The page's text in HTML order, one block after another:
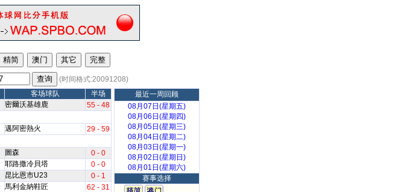
(时间格式:20091208)
客场球队
半场
密爾沃基雄鹿
55 - 48
邁阿密熱火
29 - 59
圖森
0 - 0
耶路撒冷貝塔
0 - 0
昆比恩市U23
0 - 1
馬利金納鞋匠
62 - 31
最近一周回顾
08月07日(星期五)
08月06日(星期四)
08月05日(星期三)
08月04日(星期二)
08月03日(星期一)
08月02日(星期日)
08月01日(星期六)
赛事选择